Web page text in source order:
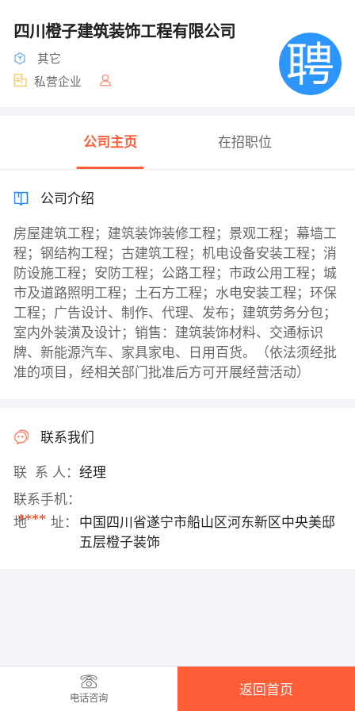
四川橙子建筑装饰工程有限公司
其它
私营企业
公司主页 在招职位
公司介绍
房屋建筑工程；建筑装饰装修工程；景观工程；幕墙工
程；钢结构工程；古建筑工程；机电设备安装工程；消
防设施工程；安防工程；公路工程；市政公用工程；城
市及道路照明工程；土石方工程；水电安装工程；环保
工程；广告设计、制作、代理、发布；建筑劳务分包；
室内外装潢及设计；销售：建筑装饰材料、交通标识
牌、新能源汽车、家具家电、日用百货。（依法须经批
准的项目，经相关部门批准后方可开展经营活动）
联系我们
联 系 人： 经理
联系手机：
****
地 址：
中国四川省遂宁市船山区河东新区中央美邸
五层橙子装饰
电话咨询
返回首页